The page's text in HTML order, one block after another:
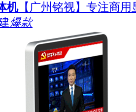
机【广州铭视】专注商用
爆款